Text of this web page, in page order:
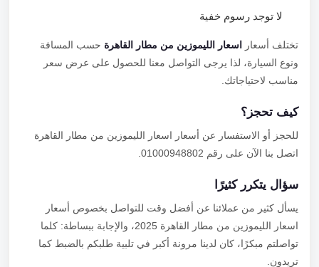
لا توجد رسوم خفية
تختلف أسعاراسعار الليموزين من مطار القاهرةحسب المسافة
ونوع السيارة، لذا يرجى التواصل معنا للحصول على عرض سعر
مناسب لاحتياجاتك.
كيف تحجز؟
للحجز أو الاستفسار عن أسعار اسعار الليموزين من مطار القاهرة
اتصل بنا الآن على رقم 01000948802.
سؤال يتكرر كثيرًا
يسأل كثير من عملائنا عن أفضل وقت للتواصل بخصوص أسعار
اسعار الليموزين من مطار القاهرة 2025، والإجابة ببساطة: كلما
تواصلتم مبكرًا، كان لدينا مرونة أكبر في تلبية طلبكم بالضبط كما
تريدون.